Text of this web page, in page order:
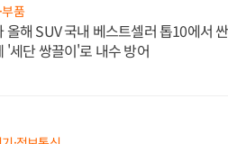
품
올해 SUV 국내 베스트셀러 톱10에서
'세단 쌍끌이'로 내수 방어